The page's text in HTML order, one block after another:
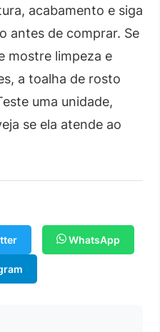
acabamento e siga
antes de comprar. Se
mostre limpeza e
a toalha de rosto
uma unidade,
se ela atende ao
WhatsApp